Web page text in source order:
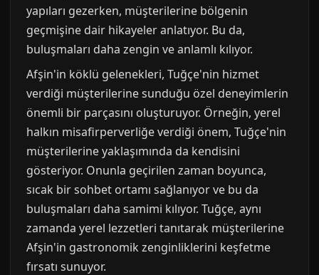
yapıları gezerken, müşterilerine bölgenin
geçmişine dair hikayeler anlatıyor. Bu da,
buluşmaları daha zengin ve anlamlı kılıyor.
Afşin'in köklü gelenekleri, Tuğçe'nin hizmet
verdiği müşterilerine sunduğu özel deneyimlerin
önemli bir parçasını oluşturuyor. Örneğin, yerel
halkın misafirperverliğe verdiği önem, Tuğçe'nin
müşterilerine yaklaşımında da kendisini
gösteriyor. Onunla geçirilen zaman boyunca,
sıcak bir sohbet ortamı sağlanıyor ve bu da
buluşmaları daha samimi kılıyor. Tuğçe, aynı
zamanda yerel lezzetleri tanıtarak müşterilerine
Afşin'in gastronomik zenginliklerini keşfetme
fırsatı sunuyor.